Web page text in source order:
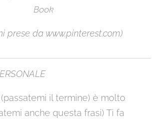
Book
prese da www.pinterest.com)
il termine) è molto
anche questa frasi) Ti fa